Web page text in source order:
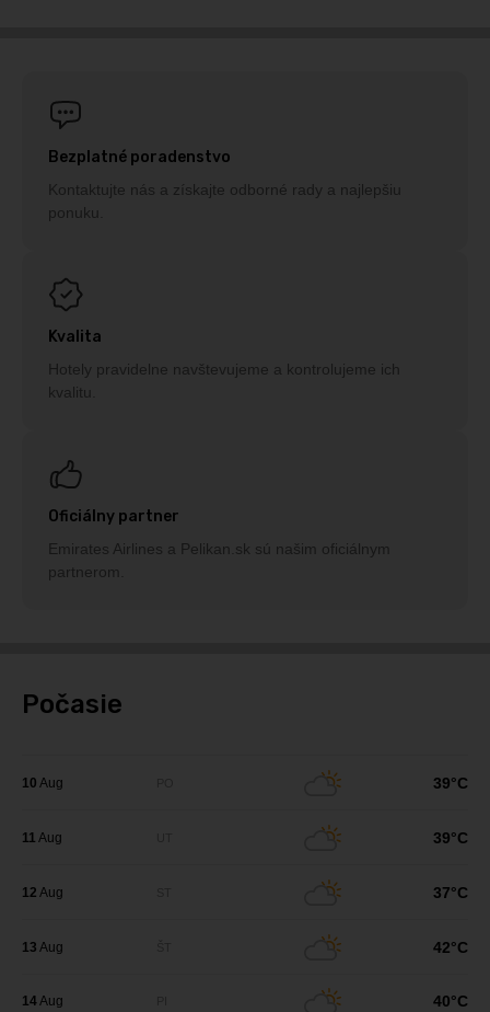
Bezplatné poradenstvo
Kontaktujte nás a získajte odborné rady a najlepšiu
ponuku.
Kvalita
Hotely pravidelne navštevujeme a kontrolujeme ich
kvalitu.
Oficiálny partner
Emirates Airlines a Pelikan.sk sú našim oficiálnym
partnerom.
Počasie
10 Aug 39°C
11 Aug 39°C
12 Aug 37°C
13 Aug 42°C
14Aug 40°C